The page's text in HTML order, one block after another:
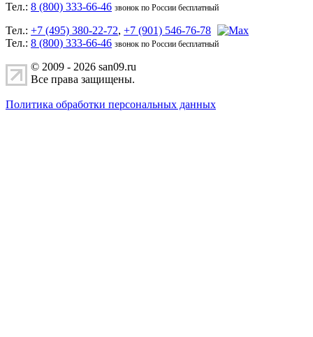
Тел.: 8 (800) 333-66-46 звонок по России бесплатный
Тел.: +7 (495) 380-22-72, +7 (901) 546-76-78
Тел.: 8 (800) 333-66-46 звонок по России бесплатный
© 2009 - 2026 san09.ru
Все права защищены.
Политика обработки персональных данных